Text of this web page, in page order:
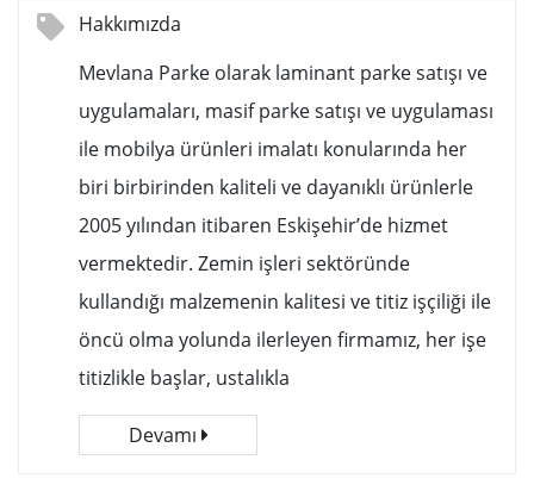
Hakkımızda
Mevlana Parke olarak laminant parke satışı ve
uygulamaları, masif parke satışı ve uygulaması
ile mobilya ürünleri imalatı konularında her
biri birbirinden kaliteli ve dayanıklı ürünlerle
2005 yılından itibaren Eskişehir’de hizmet
vermektedir. Zemin işleri sektöründe
kullandığı malzemenin kalitesi ve titiz işçiliği ile
öncü olma yolunda ilerleyen firmamız, her işe
titizlikle başlar, ustalıkla
Devamı